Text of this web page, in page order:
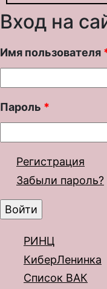
Вход на
Имя пользователя
Пароль *
Регистрация
Забыли пароль?
РИНЦ
КиберЛенинка
Список ВАК